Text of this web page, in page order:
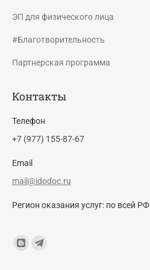
ЭП для физического лица
#Благотворительность
Партнерская программа
Контакты
Телефон
+7 (977) 155-87-67
Email
mail@idodoc.ru
Регион оказания услуг: по всей РФ
Find us on:
BloggerTelegram